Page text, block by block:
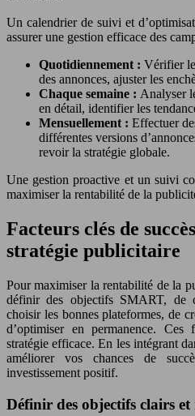
Un calendrier de suivi et
assurer une gestion efficace des
Quotidiennement : Vérifier
des annonces, ajuster les
Chaque semaine : Analyser
en détail, identifier les
Mensuellement : Effectuer
différentes versions
revoir la stratégie globale.
Une gestion proactive et un suivi
maximiser la rentabilité de la
Facteurs clés de
stratégie publicitaire
Pour maximiser la rentabilité de la
définir des objectifs SMART, de
choisir les bonnes plateformes, de
d’optimiser en permanence. Ces
stratégie efficace. En les intégrant
améliorer vos chances de
investissement positif.
Définir des objectifs clairs